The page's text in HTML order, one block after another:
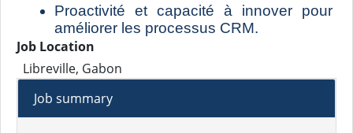
Proactivité et capacité à innover pour
améliorer les processus CRM.
Job Location
Libreville, Gabon
Job summary